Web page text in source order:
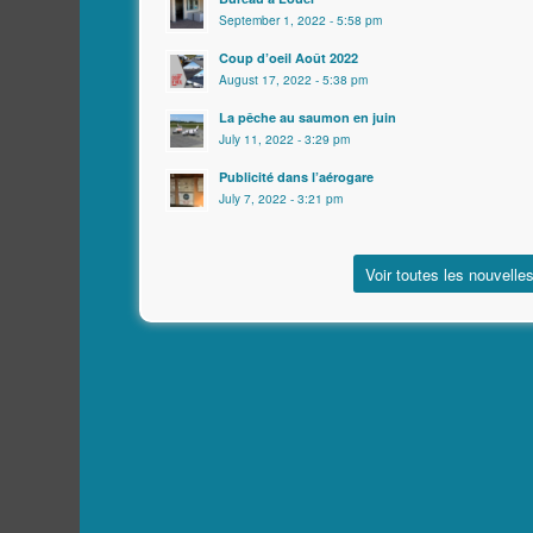
September 1, 2022 - 5:58 pm
Coup d’oeil Août 2022
August 17, 2022 - 5:38 pm
La pêche au saumon en juin
July 11, 2022 - 3:29 pm
Publicité dans l’aérogare
July 7, 2022 - 3:21 pm
Voir toutes les nouvelles